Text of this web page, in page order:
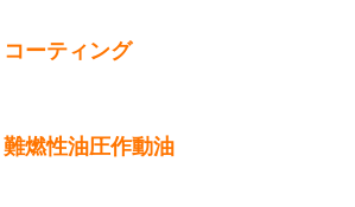
コーティング
難燃性油圧作動油